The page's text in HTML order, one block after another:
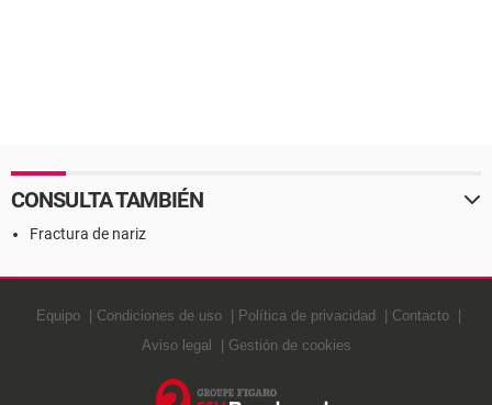
CONSULTA TAMBIÉN
Fractura de nariz
Equipo Condiciones de uso Política de privacidad
Contacto
Aviso legal
Gestión de cookies